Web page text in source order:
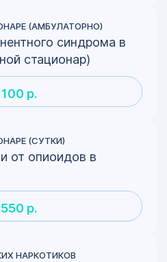
(АМБУЛАТОРНО)
синдрома в
стационар)
р.
(СУТКИ)
от опиоидов в
р.
НАРКОТИКОВ